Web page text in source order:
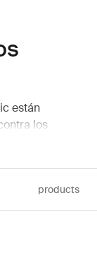
están
los
products